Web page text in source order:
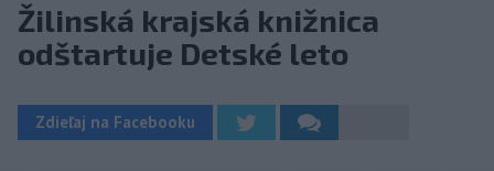
Žilinská krajská knižnica
odštartuje Detské leto
Zdieľaj na Facebooku